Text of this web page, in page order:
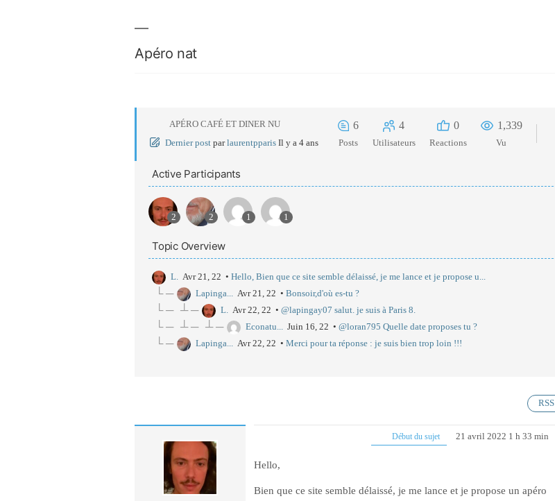
Apéro nat
APÉRO CAFÉ ET DINER NU
Dernier post parlaurentpparis Il y a 4 ans
6
Posts
4
Utilisateurs
0
Reactions
1,339
Vu
Active Participants
2 2 1 1
Topic Overview
L. Avr 21, 22 •Hello, Bien que ce site semble délaissé, je me lance et je propose u...
└ ─ Lapinga... Avr 21, 22 •Bonsoir,d'où es-tu ?
└ ─ ┴ ─ L. Avr 22, 22 •@lapingay07 salut. je suis à Paris 8.
└ ─ ┴ ─ ┴ ─ Econatu... Juin 16, 22 •@loran795 Quelle date proposes tu ?
└ ─ Lapinga... Avr 22, 22 •Merci pour ta réponse : je suis bien trop loin !!!
RSS
Début du sujet 21 avril 2022 1 h 33 min
Hello,
Bien que ce site semble délaissé, je me lance et je propose un apéro